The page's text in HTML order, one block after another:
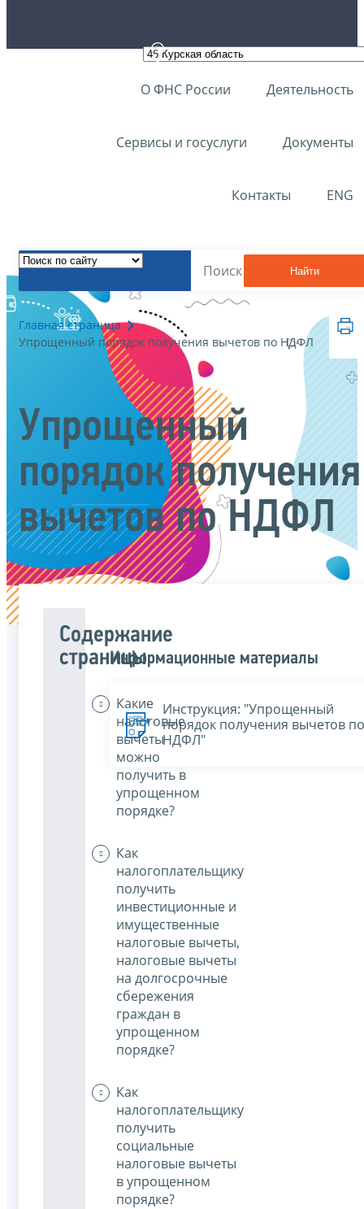
О ФНС России Деятельность
Сервисы и госуслуги Документы
Контакты ENG
Найти
Главная страница
Упрощенный порядок получения вычетов по НДФЛ
Упрощенный
порядок получения
вычетов по НДФЛ
Содержание
страницы
Какие
налоговые
вычеты
можно
получить в
упрощенном
порядке?
Как
налогоплательщику
получить
инвестиционные и
имущественные
налоговые вычеты,
налоговые вычеты
на долгосрочные
сбережения
граждан в
упрощенном
порядке?
Как
налогоплательщику
получить
социальные
налоговые вычеты
в упрощенном
порядке?
Информационные материалы
Инструкция: "Упрощенный
порядок получения вычетов по
НДФЛ"